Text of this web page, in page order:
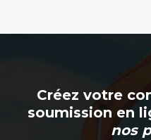
Créez votre
soumission en
nos